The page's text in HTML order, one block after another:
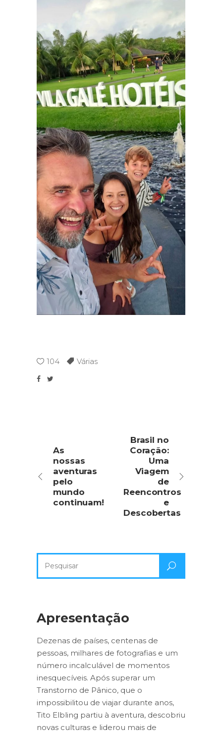
104 Várias
As
nossas
aventuras
pelo
mundo
continuam!
Brasil no
Coração:
Uma
Viagem
de
Reencontros
e
Descobertas
por:
Apresentação
Dezenas de países, centenas de
pessoas, milhares de fotografias e um
número incalculável de momentos
inesquecíveis. Após superar um
Transtorno de Pânico, que o
impossibilitou de viajar durante anos,
Tito Elbling partiu à aventura, descobriu
novas culturas e liderou mais de